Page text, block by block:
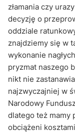
złamania czy
decyzję o
oddziale
znajdziemy się w
wykonanie
pryzmat naszego
nikt nie
najzwyczajniej w
Narodowy
dlatego też mamy
obciążeni